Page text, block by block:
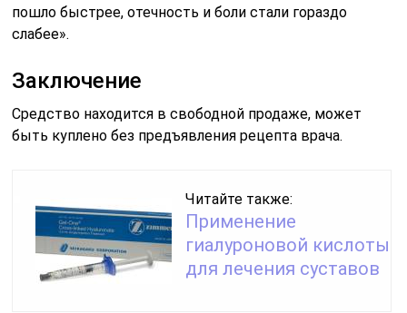
пошло быстрее, отечность и боли стали гораздо
слабее».
Заключение
Средство находится в свободной продаже, может
быть куплено без предъявления рецепта врача.
Читайте также:
Применение
гиалуроновой кислоты
для лечения суставов